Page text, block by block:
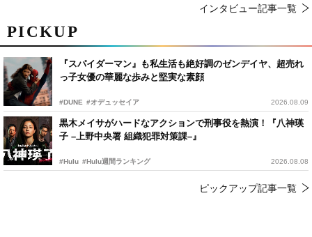
PICKUP
『スパイダーマン』も私生活も絶好調のゼンデイヤ、超売れ
っ子女優の華麗な歩みと堅実な素顔
#DUNE #オデュッセイア 2026.08.09
黒木メイサがハードなアクションで刑事役を熱演！『八神瑛
子 –上野中央署 組織犯罪対策課–』
#Hulu #Hulu週間ランキング 2026.08.08
ピックアップ記事一覧
インタビュー記事一覧